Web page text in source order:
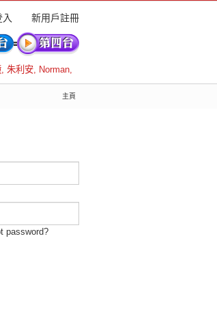
新用戶註冊
, 朱利安, Norman,
主頁
password?